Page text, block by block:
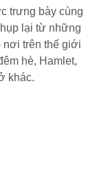
trưng bày cùng
lại từ những
nơi trên thế giới
hè, Hamlet,
khác.